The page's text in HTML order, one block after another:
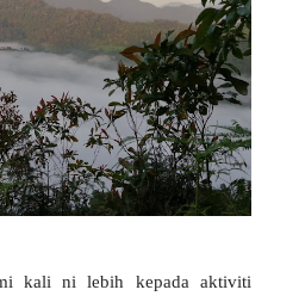
kali ni lebih kepada aktiviti